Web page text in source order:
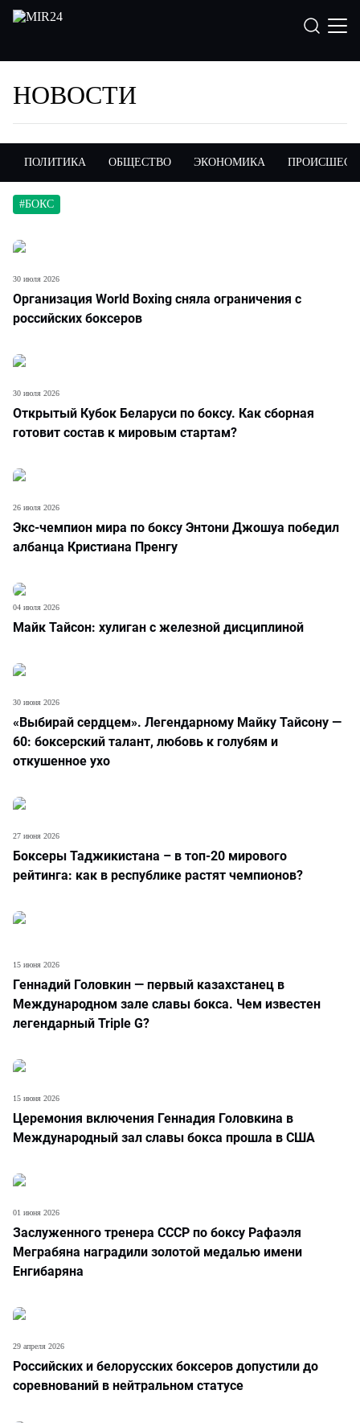
НОВОСТИ
ПОЛИТИКА ОБЩЕСТВО ЭКОНОМИКА
#БОКС
Организация World Boxing сняла ограничения с
российских боксеров
30 июля 2026
Открытый Кубок Беларуси по боксу. Как сборная
готовит состав к мировым стартам?
30 июля 2026
Экс-чемпион мира по боксу Энтони Джошуа победил
албанца Кристиана Пренгу
26 июля 2026
Майк Тайсон: хулиган с железной дисциплиной
04 июля 2026
«Выбирай сердцем». Легендарному Майку Тайсону —
60: боксерский талант, любовь к голубям и
откушенное ухо
30 июня 2026
Боксеры Таджикистана – в топ-20 мирового
рейтинга: как в республике растят чемпионов?
27 июня 2026
Геннадий Головкин — первый казахстанец в
Международном зале славы бокса. Чем известен
легендарный Triple G?
15 июня 2026
Церемония включения Геннадия Головкина в
Международный зал славы бокса прошла в США
15 июня 2026
Заслуженного тренера СССР по боксу Рафаэля
Меграбяна наградили золотой медалью имени
Енгибаряна
01 июня 2026
Российских и белорусских боксеров допустили до
соревнований в нейтральном статусе
29 апреля 2026